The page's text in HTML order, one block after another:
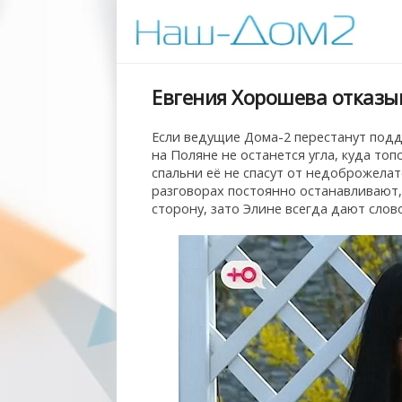
Евгения Хорошева
Если ведущие Дома-2 перестанут
на Поляне не останется угла, куда
спальни её не спасут от
разговорах постоянно
сторону, зато Элине всегда дают